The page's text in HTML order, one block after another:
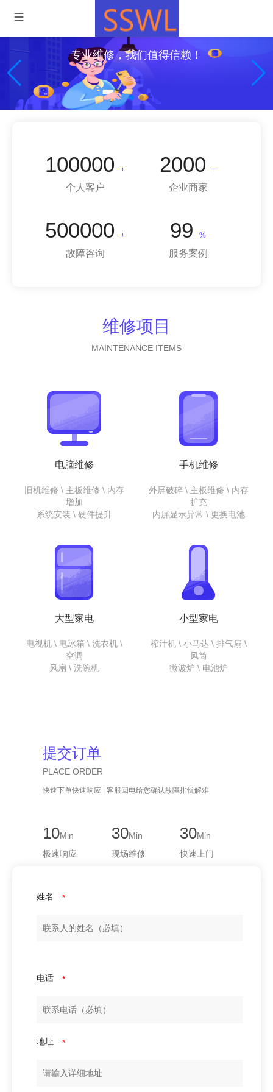
专业维修，我们值得信赖！
100000 +
个人客户
2000 +
企业商家
500000 +
故障咨询
99 %
服务案例
维修项目
MAINTENANCE ITEMS
电脑维修
旧机维修 \ 主板维修 \ 内存
增加
系统安装 \ 硬件提升
手机维修
外屏破碎 \ 主板维修 \ 内存
扩充
内屏显示异常 \ 更换电池
大型家电
电视机 \ 电冰箱 \ 洗衣机 \
空调
风扇 \ 洗碗机
小型家电
榨汁机 \ 小马达 \ 排气扇 \
风筒
微波炉 \ 电池炉
提交订单
PLACE ORDER
快速下单快速响应 | 客服回电给您确认故障排忧解难
10Min
极速响应
30Min
现场维修
30Min
快速上门
姓名 *
电话 *
地址 *